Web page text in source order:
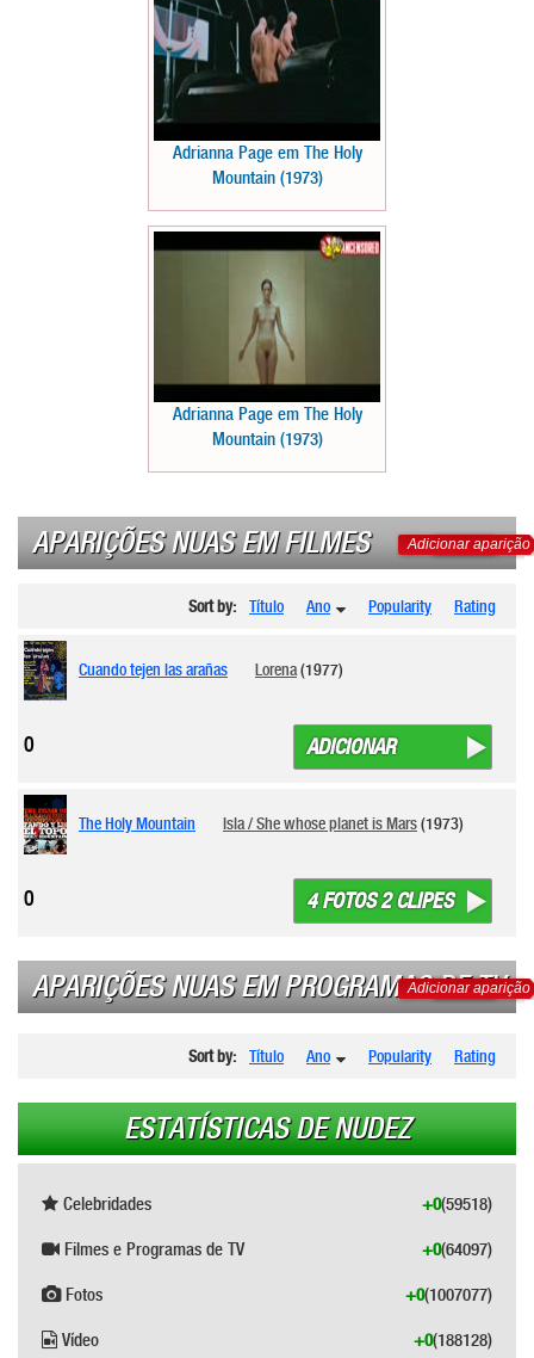
Adrianna Page em The Holy
Mountain (1973)
Adrianna Page em The Holy
Mountain (1973)
APARIÇÕES NUAS EM FILMES Adicionar aparição
Sort by: Título Ano Popularity Rating
Cuando tejen las arañas Lorena(1977)
ADICIONAR
0
The Holy Mountain Isla / She whose planet is Mars(1973)
4 FOTOS 2 CLIPES
0
APARIÇÕES NUAS EM PROGRAMAS DE TV
Adicionar aparição
Sort by: Título Ano Popularity Rating
ESTATÍSTICAS DE NUDEZ
Celebridades (59518)
+0
Filmes e Programas de TV (64097)
+0
Fotos (1007077)
+0
Vídeo (188128)
+0